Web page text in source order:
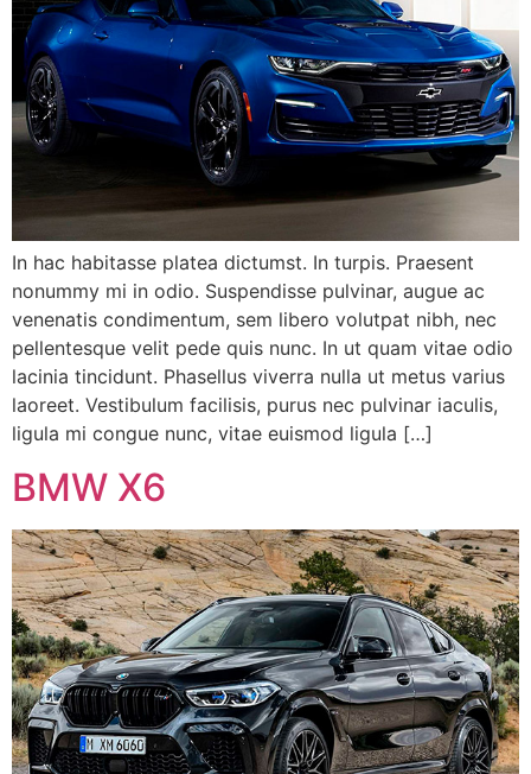
In hac habitasse platea dictumst. In turpis. Praesent
nonummy mi in odio. Suspendisse pulvinar, augue ac
venenatis condimentum, sem libero volutpat nibh, nec
pellentesque velit pede quis nunc. In ut quam vitae odio
lacinia tincidunt. Phasellus viverra nulla ut metus varius
laoreet. Vestibulum facilisis, purus nec pulvinar iaculis,
ligula mi congue nunc, vitae euismod ligula […]
BMW X6